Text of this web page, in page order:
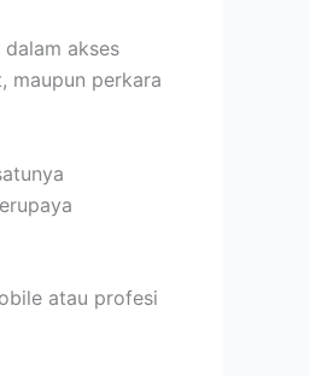
akses
maupun perkara
atau profesi